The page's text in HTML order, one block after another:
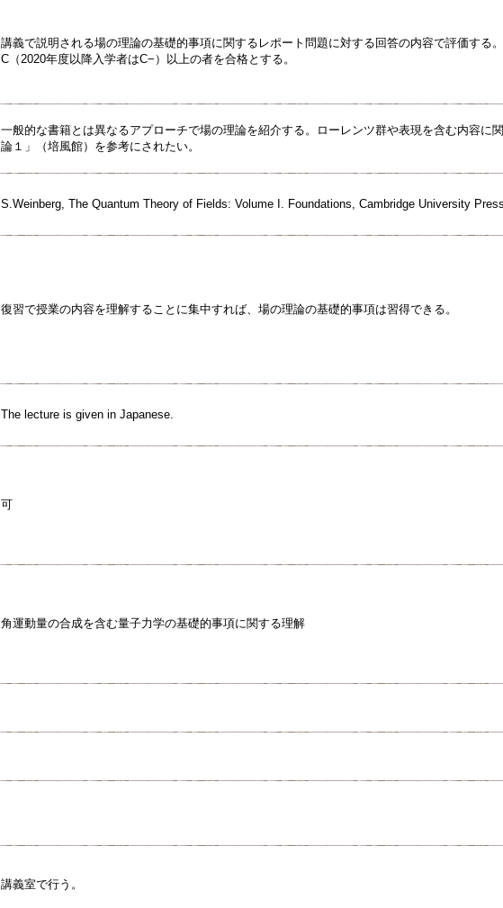
講義で説明される場の理論の基礎的事項に関するレポート問題に対する回答の内容で評価する
C（2020年度以降入学者はC−）以上の者を合格とする。
一般的な書籍とは異なるアプローチで場の理論を紹介する。ローレンツ群や表現を含む内容に
論１」（培風館）を参考にされたい。
S.Weinberg, The Quantum Theory of Fields: Volume I. Foundations, Cambridge University
復習で授業の内容を理解することに集中すれば、場の理論の基礎的事項は習得できる。
The lecture is given in Japanese.
可
角運動量の合成を含む量子力学の基礎的事項に関する理解
講義室で行う。